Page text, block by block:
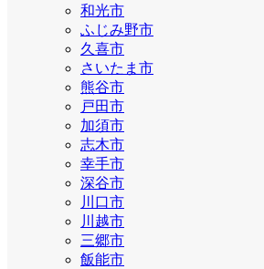
和光市
ふじみ野市
久喜市
さいたま市
熊谷市
戸田市
加須市
志木市
幸手市
深谷市
川口市
川越市
三郷市
飯能市